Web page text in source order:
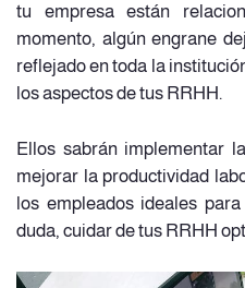
tu empresa están
momento, algún engrane
reflejado en toda la
los aspectos de tus RRHH.
Ellos sabrán implementar
mejorar la productividad
los empleados ideales
duda, cuidar de tus RRHH